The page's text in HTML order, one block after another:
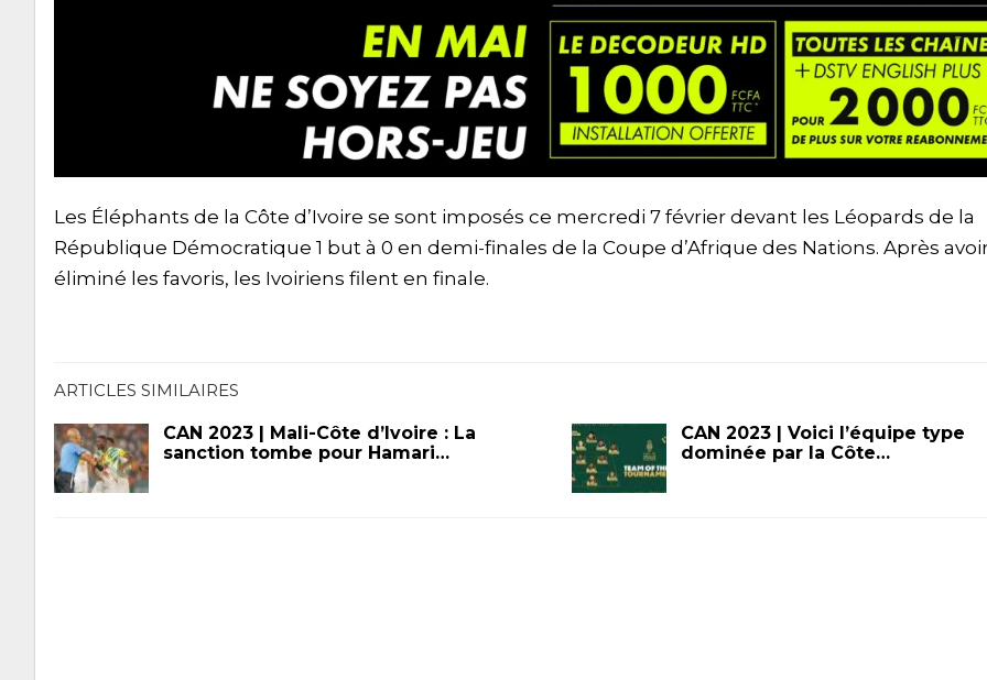
Les Éléphants de la Côte d’Ivoire se sont imposés ce mercredi 7 février devant les Léopards de la
République Démocratique 1 but à 0 en demi-finales de la Coupe d’Afrique des Nations. Après
éliminé les favoris, les Ivoiriens filent en finale.
ARTICLES SIMILAIRES
CAN 2023 | Mali-Côte d’Ivoire : La
sanction tombe pour Hamari…
CAN 2023 | Voici l’équipe type
dominée par la Côte…